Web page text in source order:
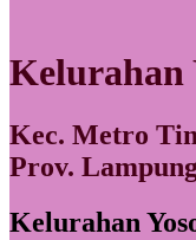
Kelurahan
Kec. Metro
Prov.
Kelurahan